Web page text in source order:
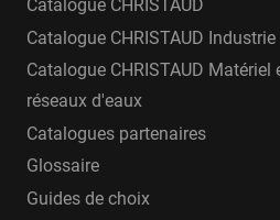
Catalogue CHRISTAUD
Catalogue CHRISTAUD Industrie
Catalogue CHRISTAUD
réseaux d'eaux
Catalogues partenaires
Glossaire
Guides de choix